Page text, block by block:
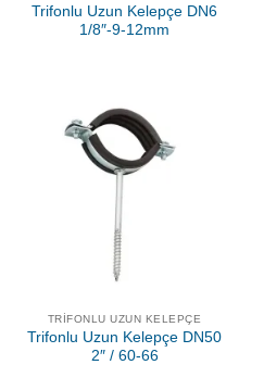
Trifonlu Uzun Kelepçe DN6
1/8″-9-12mm
TRIFONLU UZUN KELEPÇE
Trifonlu Uzun Kelepçe DN50
2″ / 60-66